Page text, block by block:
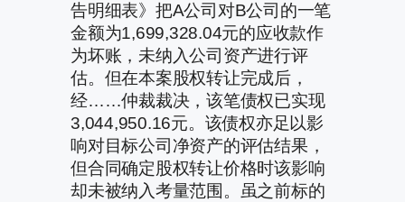
告明细表》把A公司对B公司的一笔
金额为1,699,328.04元的应收款作
为坏账，未纳入公司资产进行评
估。但在本案股权转让完成后，
经……仲裁裁决，该笔债权已实现
3,044,950.16元。该债权亦足以影
响对目标公司净资产的评估结果，
但合同确定股权转让价格时该影响
却未被纳入考量范围。虽之前标的